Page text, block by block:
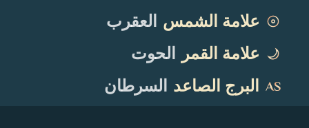
علامة الشمس
العقرب
علامة القمر
الحوت
البرج الصاعد
السرطان